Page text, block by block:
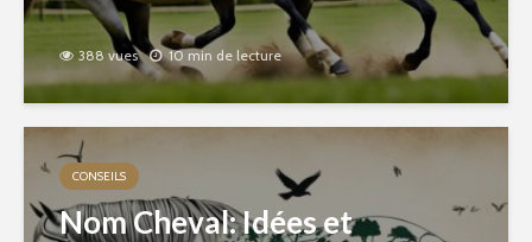
388 vues 10 min de lecture
CONSEILS
Nom Cheval: Idées et